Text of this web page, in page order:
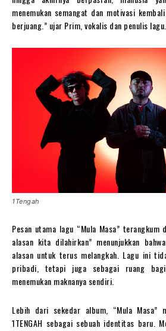
menemukan semangat dan motivasi
berjuang.” ujar Prim, vokalis dan penulis lagu.
1Tengah
Pesan utama lagu “Mula Masa”
alasan kita dilahirkan” menunjukkan
alasan untuk terus melangkah. Lagu ini
pribadi, tetapi juga sebagai ruang
menemukan maknanya sendiri.
Lebih dari sekedar album, “Mula Masa”
1TENGAH sebagai sebuah identitas baru.